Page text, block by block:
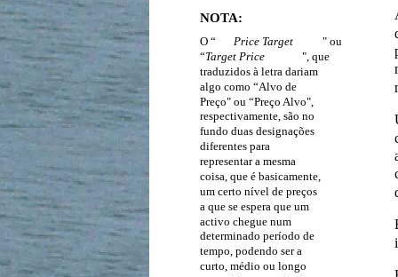
NOTA:
O “ Price Target
" ou
“Target Price
", que
traduzidos à letra dariam
algo como “Alvo de
Preço" ou “Preço Alvo",
respectivamente, são no
fundo duas designações
diferentes para
representar a mesma
coisa, que é basicamente,
um certo nível de preços
a que se espera que um
activo chegue num
determinado período de
tempo, podendo ser a
curto, médio ou longo